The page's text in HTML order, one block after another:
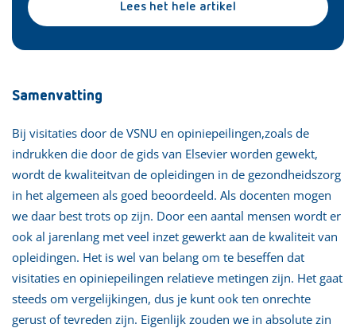
Lees het hele artikel
Samenvatting
Bij visitaties door de VSNU en opiniepeilingen,zoals de
indrukken die door de gids van Elsevier worden gewekt,
wordt de kwaliteitvan de opleidingen in de gezondheidszorg
in het algemeen als goed beoordeeld. Als docenten mogen
we daar best trots op zijn. Door een aantal mensen wordt er
ook al jarenlang met veel inzet gewerkt aan de kwaliteit van
opleidingen. Het is wel van belang om te beseffen dat
visitaties en opiniepeilingen relatieve metingen zijn. Het gaat
steeds om vergelijkingen, dus je kunt ook ten onrechte
gerust of tevreden zijn. Eigenlijk zouden we in absolute zin